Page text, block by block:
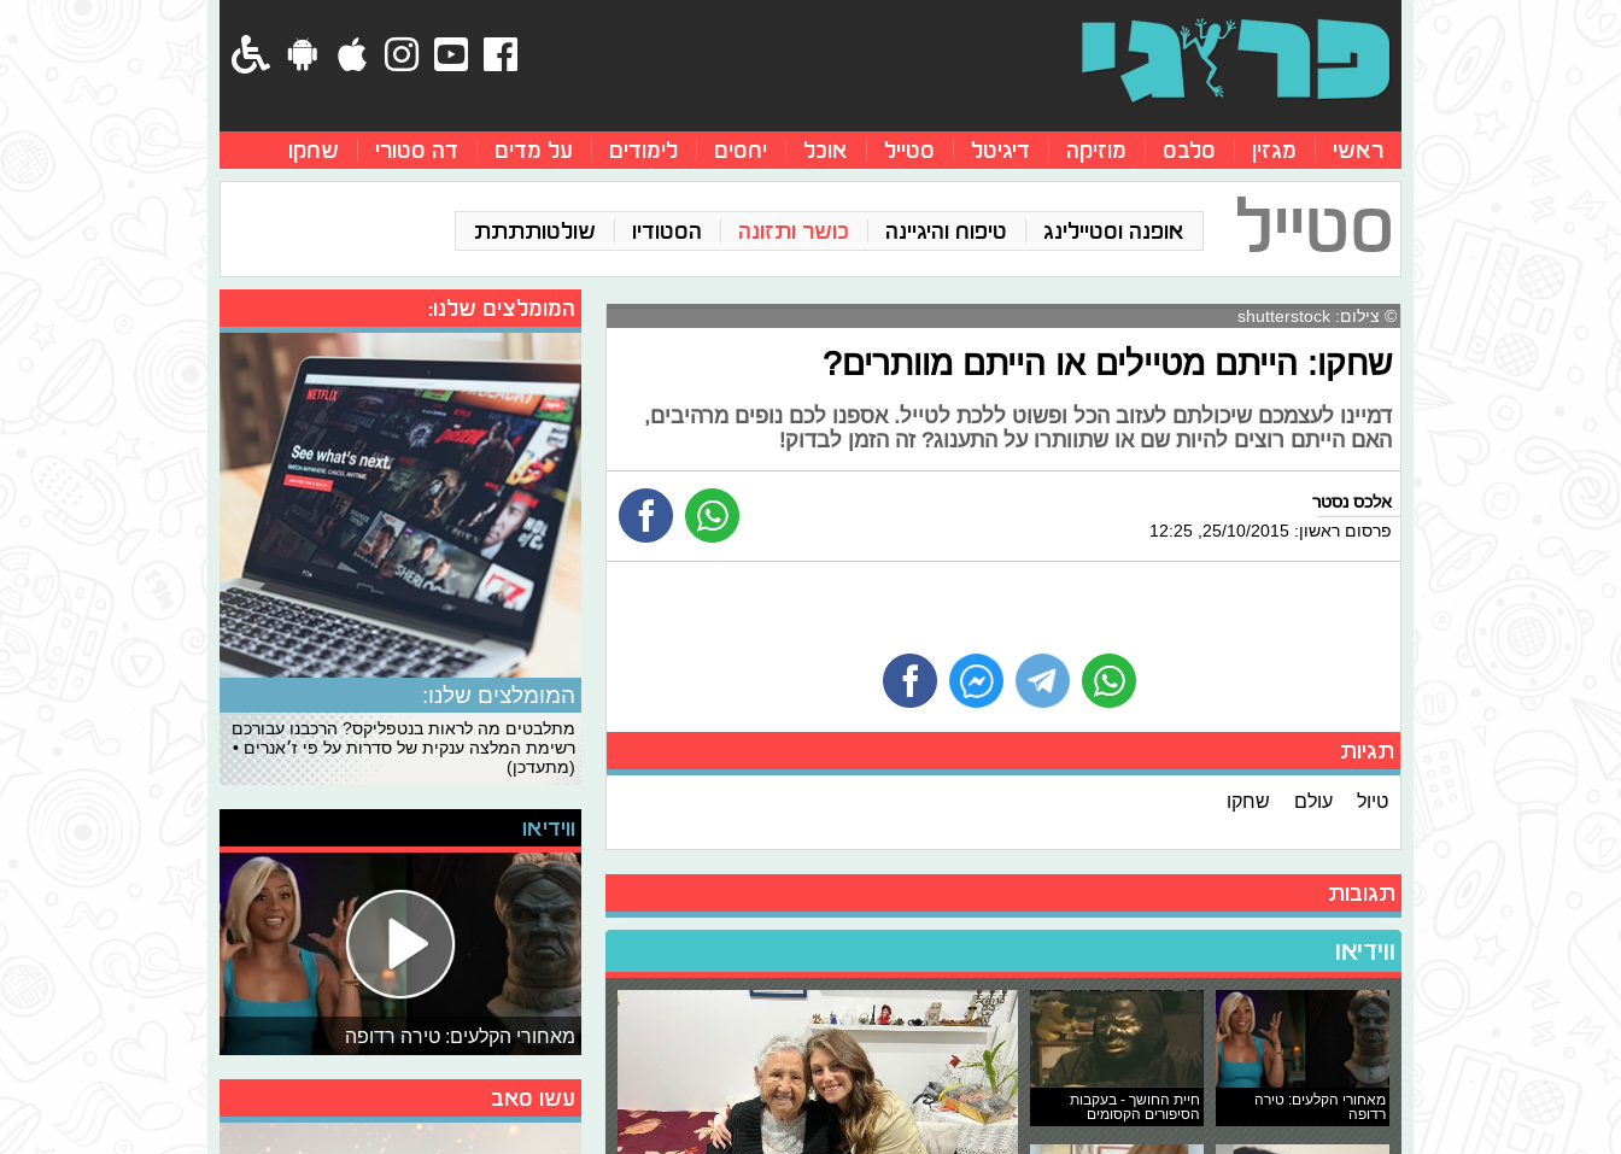
ראשי מגזין סלבס מוזיקה דיגיטל סטייל אוכל יחסים לימודים על מדים דה סטורי שחקו
סטייל אופנה וסטיילינג טיפוח והיגיינה כושר ותזונה הסטודיו שולטותתתת
© צילום: shutterstock
שחקו: הייתם מטיילים או הייתם מוותרים?
דמיינו לעצמכם שיכולתם לעזוב הכל ופשוט ללכת לטייל. אספנו לכם נופים מרהיבים,
האם הייתם רוצים להיות שם או שתוותרו על התענוג? זה הזמן לבדוק!
אלכס נסטר
פרסום ראשון: 25/10/2015, 12:25
תגיות
טיול עולם שחקו
תגובות
ווידיאו
מאחורי הקלעים: טירה
רדופה
חיית החושך - בעקבות
הסיפורים הקסומים
המומלצים שלנו:
המומלצים שלנו:
מתלבטים מה לראות בנטפליקס? הרכבנו עבורכם
רשימת המלצה ענקית של סדרות על פי ז׳אנרים •
(מתעדכן)
ווידיאו
מאחורי הקלעים: טירה רדופה
עשו סאב